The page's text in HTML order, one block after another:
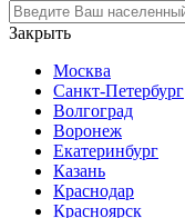
Закрыть
Москва
Санкт-Петербург
Волгоград
Воронеж
Екатеринбург
Казань
Краснодар
Красноярск